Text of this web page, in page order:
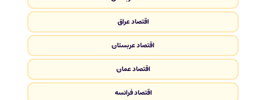
اقتصاد عراق
اقتصاد عربستان
اقتصاد عمان
اقتصاد فرانسه